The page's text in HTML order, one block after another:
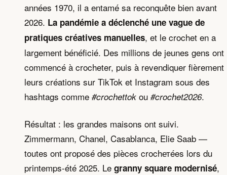
années 1970, il a entamé sa reconquête bien avant
2026. La pandémie a déclenché une vague de
pratiques créatives manuelles, et le crochet en a
largement bénéficié. Des millions de jeunes gens ont
commencé à crocheter, puis à revendiquer fièrement
leurs créations sur TikTok et Instagram sous des
hashtags comme #crochettok ou #crochet2026.
Résultat : les grandes maisons ont suivi.
Zimmermann, Chanel, Casablanca, Elie Saab —
toutes ont proposé des pièces crochетées lors du
printemps-été 2025. Le granny square modernisé,